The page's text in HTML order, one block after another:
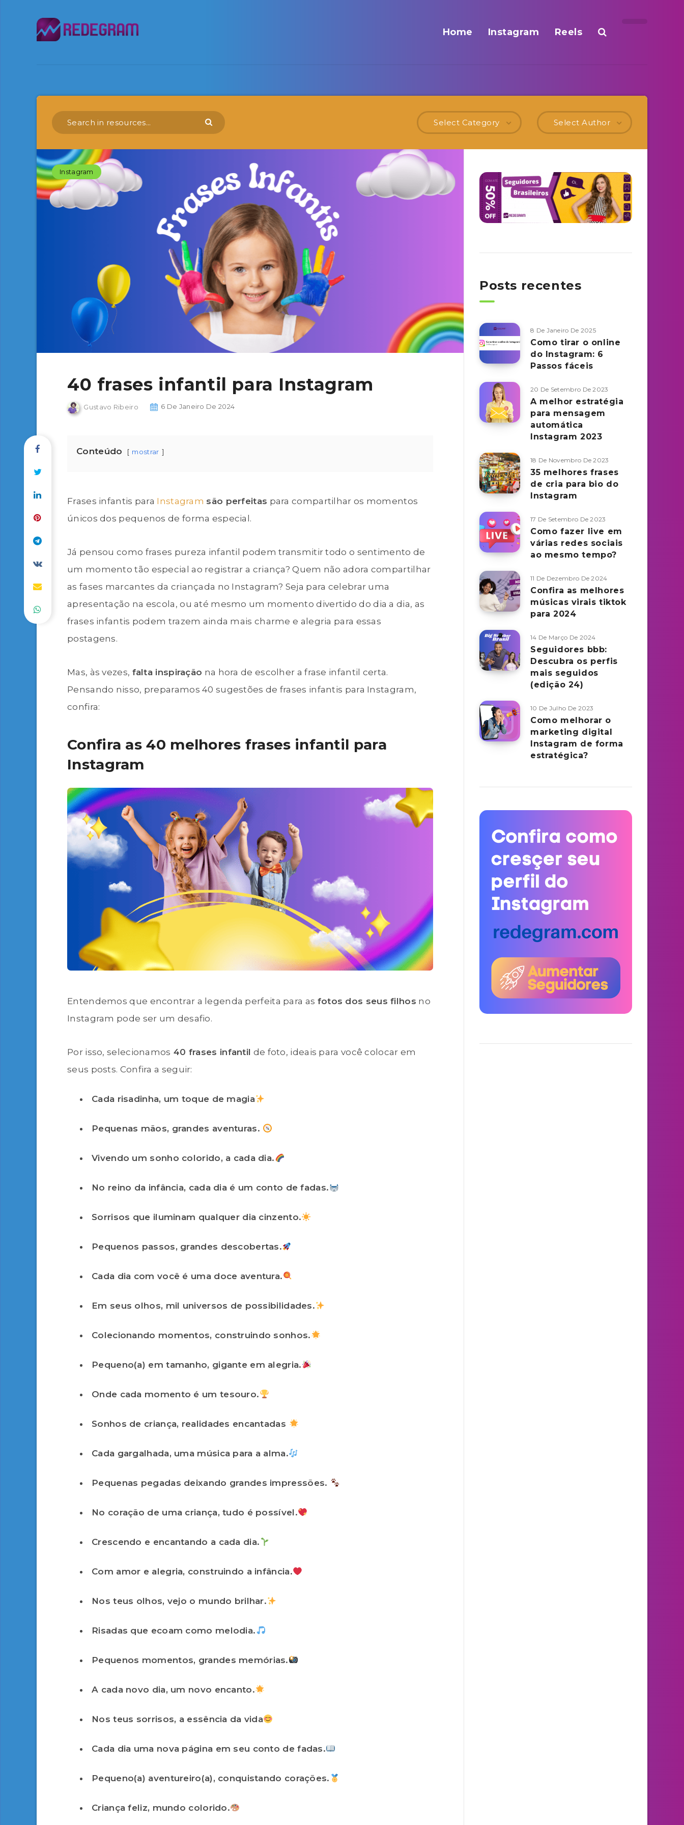
Home Instagram Reels
Select Author
Select Category
Instagram
40 frases infantil para Instagram
Gustavo Ribeiro 6 De Janeiro De 2024
Conteúdo mostrar
Frases infantis para Instagram são perfeitas para compartilhar os momentos
únicos dos pequenos de forma especial.
Já pensou como frases pureza infantil podem transmitir todo o sentimento de
um momento tão especial ao registrar a criança? Quem não adora compartilhar
as fases marcantes da criançada no Instagram? Seja para celebrar uma
apresentação na escola, ou até mesmo um momento divertido do dia a dia, as
frases infantis podem trazem ainda mais charme e alegria para essas
postagens.
Mas, às vezes, falta inspiração na hora de escolher a frase infantil certa.
Pensando nisso, preparamos 40 sugestões de frases infantis para Instagram,
confira:
Confira as 40 melhores frases infantil para
Instagram
Entendemos que encontrar a legenda perfeita para as fotos dos seus filhos no
Instagram pode ser um desafio.
Por isso, selecionamos 40 frases infantil de foto, ideais para você colocar em
seus posts. Confira a seguir:
Cada risadinha, um toque de magia
Pequenas mãos, grandes aventuras.
Vivendo um sonho colorido, a cada dia.
No reino da infância, cada dia é um conto de fadas.
Sorrisos que iluminam qualquer dia cinzento.
Pequenos passos, grandes descobertas.
Cada dia com você é uma doce aventura.
Em seus olhos, mil universos de possibilidades.
Colecionando momentos, construindo sonhos.
Pequeno(a) em tamanho, gigante em alegria.
Onde cada momento é um tesouro.
Sonhos de criança, realidades encantadas
Cada gargalhada, uma música para a alma.
Pequenas pegadas deixando grandes impressões.
No coração de uma criança, tudo é possível.
Crescendo e encantando a cada dia.
Com amor e alegria, construindo a infância.
Nos teus olhos, vejo o mundo brilhar.
Risadas que ecoam como melodia.
Pequenos momentos, grandes memórias.
A cada novo dia, um novo encanto.
Nos teus sorrisos, a essência da vida
Cada dia uma nova página em seu conto de fadas.
Pequeno(a) aventureiro(a), conquistando corações.
Criança feliz, mundo colorido.
Posts recentes
8 De Janeiro De 2025
Como tirar o online
do Instagram: 6
Passos fáceis
20 De Setembro De 2023
A melhor estratégia
para mensagem
automática
Instagram 2023
18 De Novembro De 2023
35 melhores frases
de cria para bio do
Instagram
17 De Setembro De 2023
Como fazer live em
várias redes sociais
ao mesmo tempo?
11 De Dezembro De 2024
Confira as melhores
músicas virais tiktok
para 2024
14 De Março De 2024
Seguidores bbb:
Descubra os perfis
mais seguidos
(edição 24)
10 De Julho De 2023
Como melhorar o
marketing digital
Instagram de forma
estratégica?